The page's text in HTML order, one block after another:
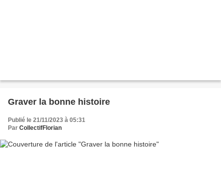
Graver la bonne histoire
Publié le 21/11/2023 à 05:31
Par CollectifFlorian